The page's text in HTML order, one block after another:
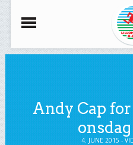
Andy Cap
4. JUNE 2015 -